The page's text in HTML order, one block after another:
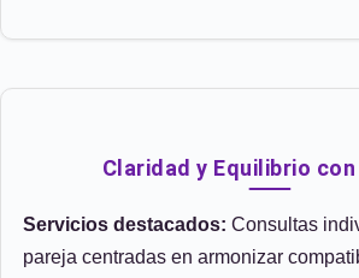
Claridad y Equilibrio
Servicios destacados: Consultas
pareja centradas en armonizar